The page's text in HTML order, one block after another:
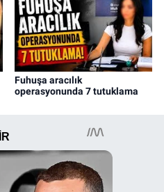
Fuhuşa aracılık
operasyonunda 7 tutuklama